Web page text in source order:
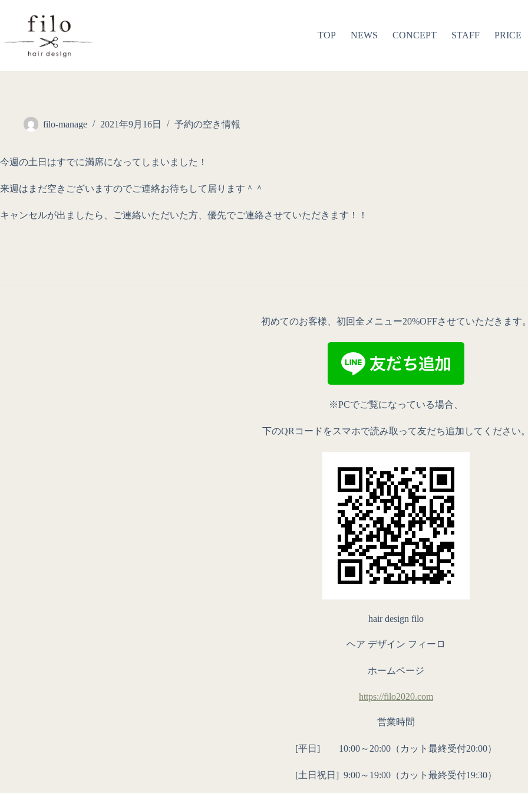
TOP NEWS CONCEPT STAFF PRICE
filo-manage 2021年9月16日 予約の空き情報
今週の土日はすでに満席になってしまいました！
来週はまだ空きございますのでご連絡お待ちして居ります＾＾
キャンセルが出ましたら、ご連絡いただいた方、優先でご連絡させていただきます！！
初めてのお客様、初回全メニュー20%OFFさせていただきます
※PCでご覧になっている場合、
下のQRコードをスマホで読み取って友だち追加してください
hair design filo
ヘア デザイン フィーロ
ホームページ
https://filo2020.com
営業時間
[平日] 10:00～20:00（カット最終受付20:00）
[土日祝日] 9:00～19:00（カット最終受付19:30）